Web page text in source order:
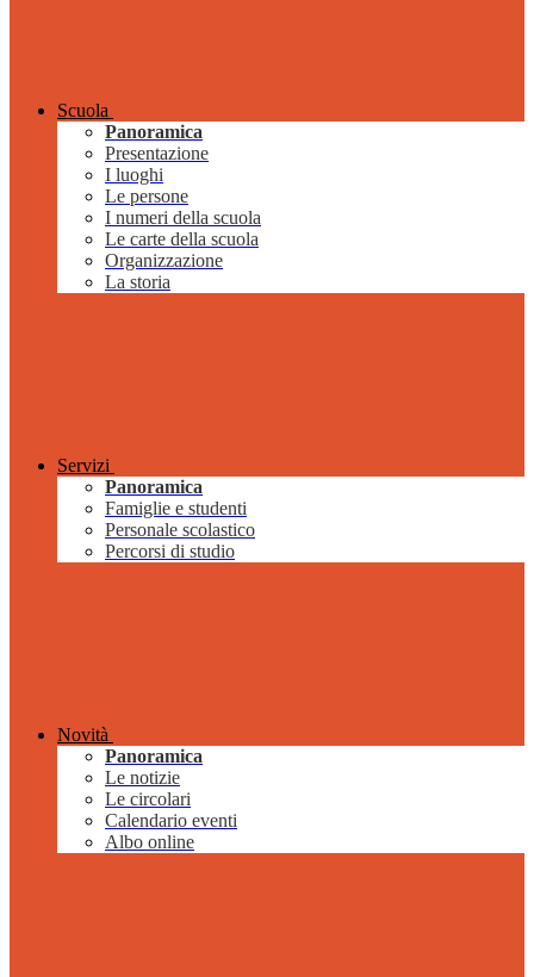
Scuola
Panoramica
Presentazione
I luoghi
Le persone
I numeri della scuola
Le carte della scuola
Organizzazione
La storia
Servizi
Panoramica
Famiglie e studenti
Personale scolastico
Percorsi di studio
Novità
Panoramica
Le notizie
Le circolari
Calendario eventi
Albo online